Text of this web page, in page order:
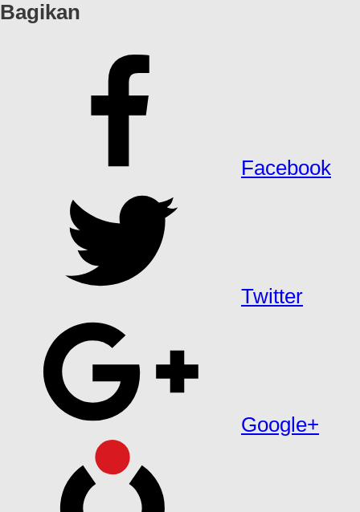
Bagikan
Facebook
Twitter
Google+